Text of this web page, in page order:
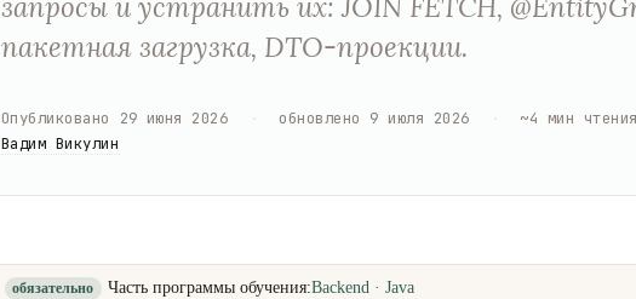
пакетная загрузка, DTO-проекции.
Опубликовано 29 июня 2026 обновлено 9 июля 2026 ~4 мин
Вадим Викулин
обязательно Часть программы обучения:Backend · Java